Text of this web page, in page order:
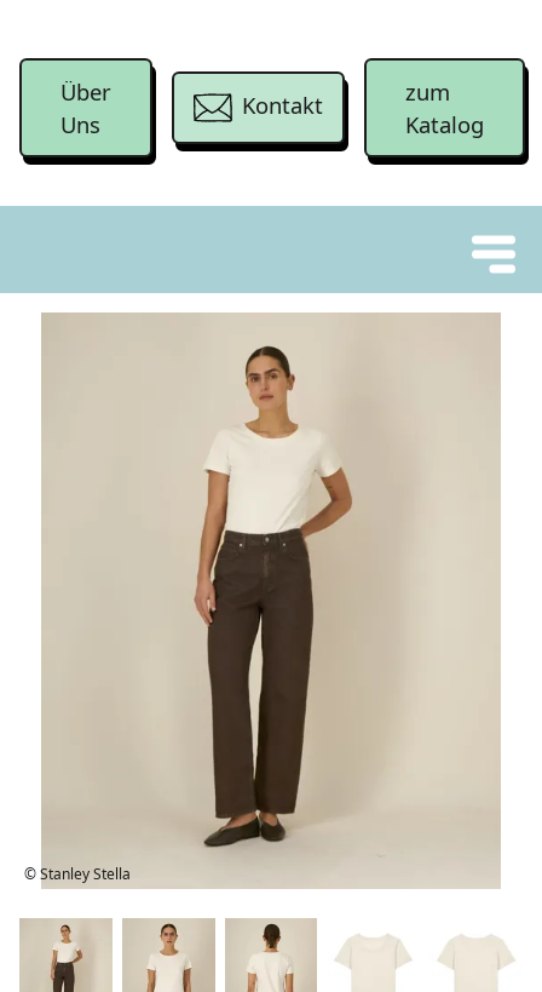
Über
Uns
Kontakt
zum
Katalog
© Stanley Stella